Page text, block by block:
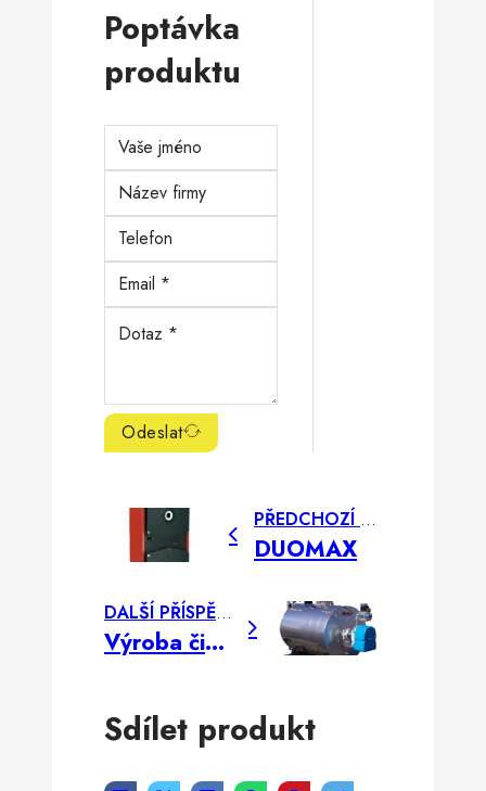
Poptávka
produktu
Odeslat
PŘEDCHOZÍ PŘÍSPĚVEK
DUOMAX
DALŠÍ PŘÍSPĚVEK
Výroba čisté páry
Sdílet produkt